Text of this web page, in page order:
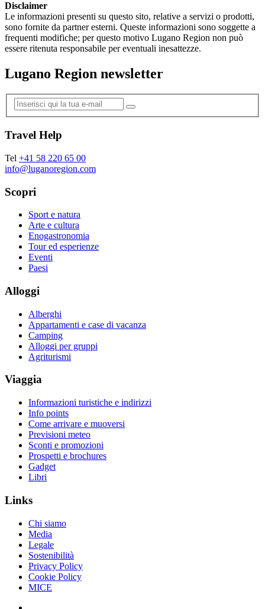
Disclaimer
Le informazioni presenti su questo sito, relative a servizi o prodotti,
sono fornite da partner esterni. Queste informazioni sono soggette a
frequenti modifiche; per questo motivo Lugano Region non può
essere ritenuta responsabile per eventuali inesattezze.
Lugano Region newsletter
Travel Help
Tel +41 58 220 65 00
info@luganoregion.com
Scopri
Sport e natura
Arte e cultura
Enogastronomia
Tour ed esperienze
Eventi
Paesi
Alloggi
Alberghi
Appartamenti e case di vacanza
Camping
Alloggi per gruppi
Agriturismi
Viaggia
Informazioni turistiche e indirizzi
Info points
Come arrivare e muoversi
Previsioni meteo
Sconti e promozioni
Prospetti e brochures
Gadget
Libri
Links
Chi siamo
Media
Legale
Sostenibilità
Privacy Policy
Cookie Policy
MICE